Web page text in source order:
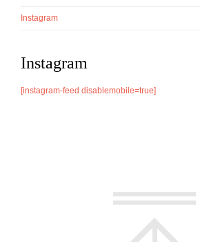
Instagram
Instagram
[instagram-feed disablemobile=true]